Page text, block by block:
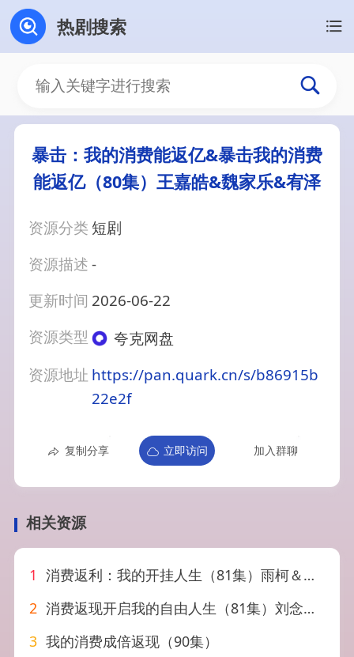
热剧搜索
暴击：我的消费能返亿&暴击我的消费
能返亿（80集）王嘉皓&魏家乐&宥泽
资源分类 短剧
资源描述-
更新时间 2026-06-22
资源类型
夸克网盘
资源地址 https://pan.quark.cn/s/b86915b
22e2f
复制分享 立即访问 加入群聊
相关资源
1 消费返利：我的开挂人生（81集）雨柯＆孙杨
2 消费返现开启我的自由人生（81集）刘念&邹丽欣
3 我的消费成倍返现（90集）